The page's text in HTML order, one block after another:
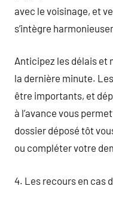
avec le voisinage, et
s’intègre
Anticipez les délais et
la dernière minute.
être importants, et
à l’avance vous
dossier déposé tôt
ou compléter votre
4. Les recours en cas